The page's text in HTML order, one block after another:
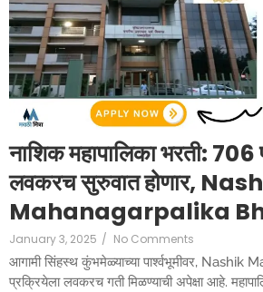
नाशिक महापालिका भरती: 706
लवकरच सुरुवात होणार,
Mahanagarpalika
January 3, 2025 / No Comments
आगामी सिंहस्थ कुंभमेळ्याच्या पार्श्वभूमीवर,
प्रक्रियेला लवकरच गती मिळण्याची अपेक्षा आहे.